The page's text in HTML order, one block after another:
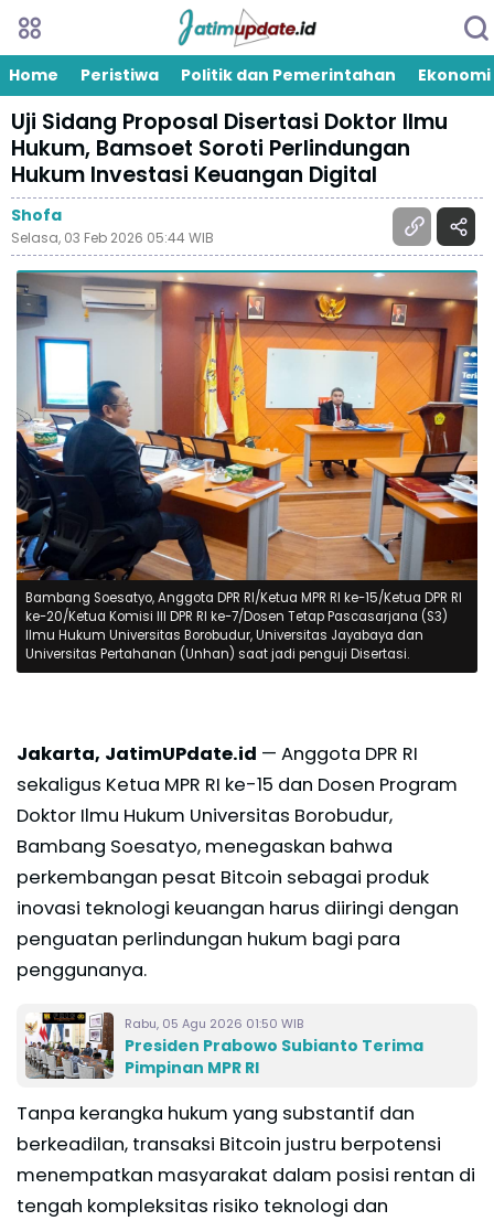
Home Peristiwa Politik dan Pemerintahan Ekonomi
Uji Sidang Proposal Disertasi Doktor Ilmu
Hukum, Bamsoet Soroti Perlindungan
Hukum Investasi Keuangan Digital
Shofa
Selasa, 03 Feb 2026 05:44 WIB
Bambang Soesatyo, Anggota DPR RI/Ketua MPR RI ke-15/Ketua DPR RI
ke-20/Ketua Komisi III DPR RI ke-7/Dosen Tetap Pascasarjana (S3)
Ilmu Hukum Universitas Borobudur, Universitas Jayabaya dan
Universitas Pertahanan (Unhan) saat jadi penguji Disertasi.
Jakarta, JatimUPdate.id — Anggota DPR RI
sekaligus Ketua MPR RI ke-15 dan Dosen Program
Doktor Ilmu Hukum Universitas Borobudur,
Bambang Soesatyo, menegaskan bahwa
perkembangan pesat Bitcoin sebagai produk
inovasi teknologi keuangan harus diiringi dengan
penguatan perlindungan hukum bagi para
penggunanya.
Rabu, 05 Agu 2026 01:50 WIB
Presiden Prabowo Subianto Terima
Pimpinan MPR RI
Tanpa kerangka hukum yang substantif dan
berkeadilan, transaksi Bitcoin justru berpotensi
menempatkan masyarakat dalam posisi rentan di
tengah kompleksitas risiko teknologi dan